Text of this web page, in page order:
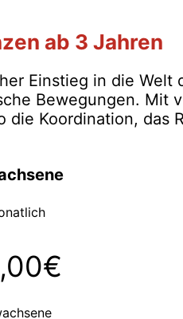
ab 3 Jahren
Einstieg in die
Bewegungen. Mit
die Koordination, das